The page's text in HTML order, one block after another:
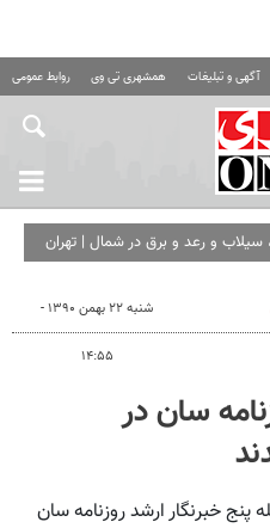
آگهی و تبلیغات همشهری تی وی روابط عمومی
۴ استان | رگبار، سیلاب و رعد و برق در شمال | تهران
شنبه ۲۲ بهمن ۱۳۹۰ -
۱۴:۵۵
سان در
خبرنگار ارشد روزنامه سان